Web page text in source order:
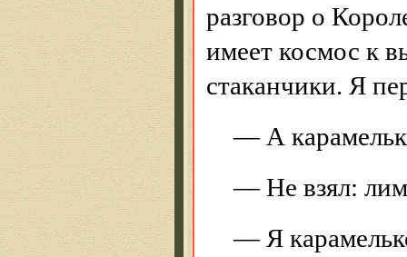
разговор о
имеет космос к
стаканчики. Я
— А
— Не взял:
— Я